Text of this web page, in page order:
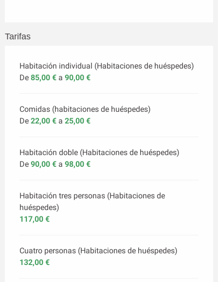
Tarifas
Habitación individual (Habitaciones de huéspedes)
De 85,00 € a 90,00 €
Comidas (habitaciones de huéspedes)
De 22,00 € a 25,00 €
Habitación doble (Habitaciones de huéspedes)
De 90,00 € a 98,00 €
Habitación tres personas (Habitaciones de
huéspedes)
117,00 €
Cuatro personas (Habitaciones de huéspedes)
132,00 €